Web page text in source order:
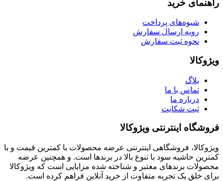
راهنمای خرید
شیوه‌های پرداخت
رویه ارسال سفارش
نحوه ثبت سفارش
ویژوکالا
بلاگ
تماس با ما
درباره ما
ثبت شکایت
فروشگاه اینترنتی ویژوکالا
ویژوکالا، فروشگاهی اینترنتی عرضه محصولات با کمترین قیمت و با
کمترین حاشیه سود با تنوع بالا در برندها است. و همچنین عرضه
محصولات برندهای معتبر و شناخته شده مزایایی است که ویژوکالا
برای خلق یک تجربه متفاوت از خرید آنلاین فراهم کرده است.